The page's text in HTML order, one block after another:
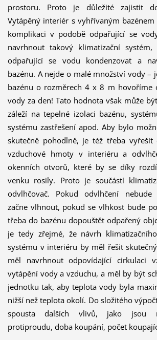
prostoru. Proto je důležité zajistit
Vytápěný interiér s vyhřívaným
komplikaci v podobě odpařující se
navrhnout takový klimatizační
odpařující se vodu kondenzovat a
bazénu. A nejde o malé množství vody –
bazénu o rozměrech 4 x 8 m hovoříme
vody za den! Tato hodnota však může
záleží na tepelné izolaci bazénu,
systému zastřešení apod. Aby bylo
skutečně pohodlně, je též třeba vyřešit
vzduchové hmoty v interiéru a
okenních otvorů, které by se díky
venku rosily. Proto je součástí
odvlhčovač. Pokud odvlhčení nebude
začne vlhnout, pokud se vlhkost bude
třeba do bazénu dopouštět odpařený
je tedy zřejmé, že návrh
systému v interiéru by měl řešit
měl navrhnout odpovídající cirkulaci
vytápění vody a vzduchu, a měl by být
jednotku tak, aby teplota vody byla
nižší než teplota okolí. Do složitého
spousta dalších vlivů, jako jsou
protiproudu, doba koupání, počet